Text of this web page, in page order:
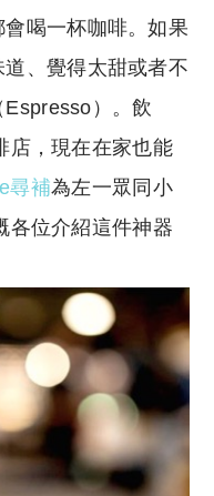
Li
n
A
p
喝一杯咖啡。如果
、覺得太甜或者不
）。飲
店，現在在家也能
尋補為左一眾同小
各位介紹這件神器